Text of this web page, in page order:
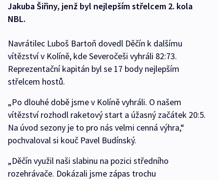
Jakuba Šiřiny, jenž byl nejlepším střelcem 2. kola
NBL.
Navrátilec Luboš Bartoň dovedl Děčín k dalšímu
vítězství v Kolíně, kde Severočeši vyhráli 82:73.
Reprezentační kapitán byl se 17 body nejlepším
střelcem hostů.
„Po dlouhé době jsme v Kolíně vyhráli. O našem
vítězství rozhodl raketový start a úžasný začátek 20:5.
Na úvod sezony je to pro nás velmi cenná výhra,“
pochvaloval si kouč Pavel Budínský.
„Děčín využil naši slabinu na pozici středního
rozehrávače. Dokázali jsme zápas trochu